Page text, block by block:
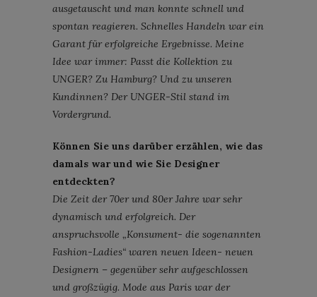
ausgetauscht und man konnte schnell und
spontan reagieren. Schnelles Handeln war ein
Garant für erfolgreiche Ergebnisse. Meine
Idee war immer: Passt die Kollektion zu
UNGER? Zu Hamburg? Und zu unseren
Kundinnen? Der UNGER-Stil stand im
Vordergrund.
Können Sie uns darüber erzählen, wie das
damals war und wie Sie Designer
entdeckten?
Die Zeit der 70er und 80er Jahre war sehr
dynamisch und erfolgreich. Der
anspruchsvolle „Konsument- die sogenannten
Fashion-Ladies“ waren neuen Ideen- neuen
Designern – gegenüber sehr aufgeschlossen
und großzügig. Mode aus Paris war der